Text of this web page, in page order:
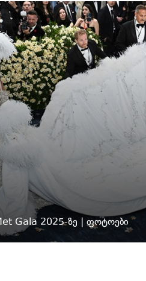
Gala 2025-ზე | ფოტოები